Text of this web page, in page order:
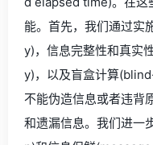
能。首先，我们通过
y)，信息完整性和真
y)，以及盲盒计算
不能伪造信息或者违背
和遗漏信息。我们进